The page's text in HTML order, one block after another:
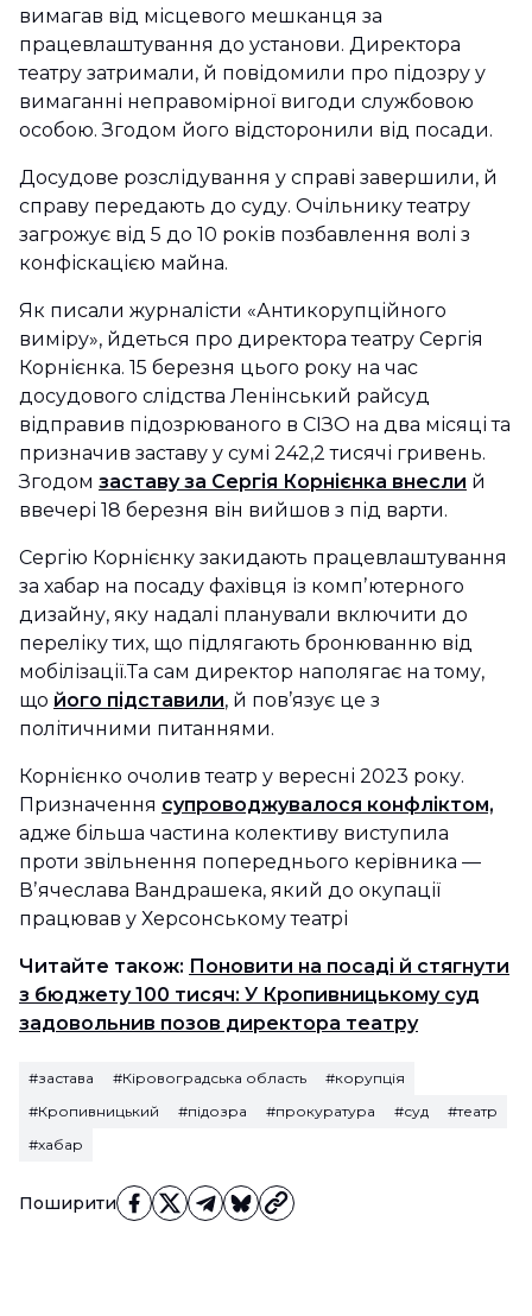
Поширити
вимагав від місцевого мешканця за
працевлаштування до установи. Директора
театру затримали, й повідомили про підозру у
вимаганні неправомірної вигоди службовою
особою. Згодом його відсторонили від посади.
Досудове розслідування у справі завершили, й
справу передають до суду. Очільнику театру
загрожує від 5 до 10 років позбавлення волі з
конфіскацією майна.
Як писали журналісти «Антикорупційного
виміру», йдеться про директора театру Сергія
Корнієнка. 15 березня цього року на час
досудового слідства Ленінський райсуд
відправив підозрюваного в СІЗО на два місяці та
призначив заставу у сумі 242,2 тисячі гривень.
Згодом заставу за Сергія Корнієнка внесли й
ввечері 18 березня він вийшов з під варти.
Сергію Корнієнку закидають працевлаштування
за хабар на посаду фахівця із компʼютерного
дизайну, яку надалі планували включити до
переліку тих, що підлягають бронюванню від
мобілізації.Та сам директор наполягає на тому,
що його підставили, й пов’язує це з
політичними питаннями.
Корнієнко очолив театр у вересні 2023 року.
Призначення супроводжувалося конфліктом,
адже більша частина колективу виступила
проти звільнення попереднього керівника —
Вʼячеслава Вандрашека, який до окупації
працював у Херсонському театрі
Читайте також: Поновити на посаді й стягнути
з бюджету 100 тисяч: У Кропивницькому суд
задовольнив позов директора театру
#застава #Кіровоградська область
#корупція
#Кропивницький
#підозра #прокуратура #суд
#театр
#хабар